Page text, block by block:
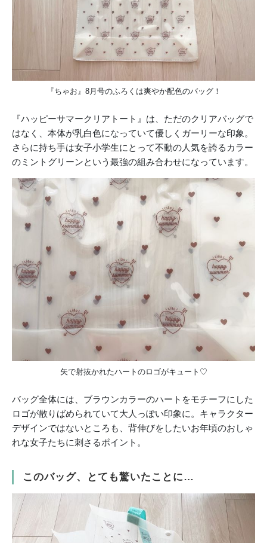
『ちゃお』8月号のふろくは爽やか配色のバッグ！
『ハッピーサマークリアトート』は、ただのクリアバッグで
はなく、本体が乳白色になっていて優しくガーリーな印象。
さらに持ち手は女子小学生にとって不動の人気を誇るカラー
のミントグリーンという最強の組み合わせになっています。
矢で射抜かれたハートのロゴがキュート♡
バッグ全体には、ブラウンカラーのハートをモチーフにした
ロゴが散りばめられていて大人っぽい印象に。キャラクター
デザインではないところも、背伸びをしたいお年頃のおしゃ
れな女子たちに刺さるポイント。
このバッグ、とても驚いたことに…